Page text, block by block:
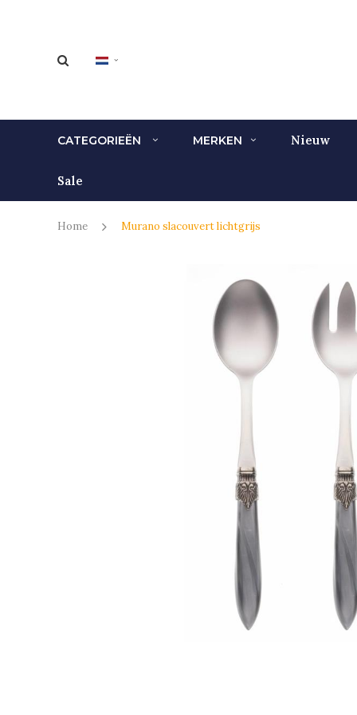
CATEGORIEËN MERKEN Nieuw
Sale
Home Murano slacouvert lichtgrijs